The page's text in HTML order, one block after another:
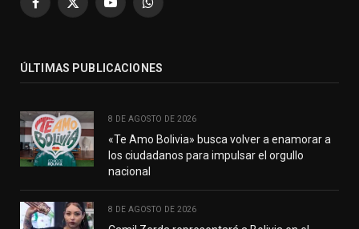
Facebook
X
YouTubeWhatsApp
ÚLTIMAS PUBLICACIONES
8 DE AGOSTO DE 2026
«Te Amo Bolivia» busca volver a enamorar a
los ciudadanos para impulsar el orgullo
nacional
8 DE AGOSTO DE 2026